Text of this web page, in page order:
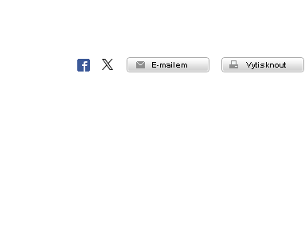
vytisknout
e-mailem
X
Facebook